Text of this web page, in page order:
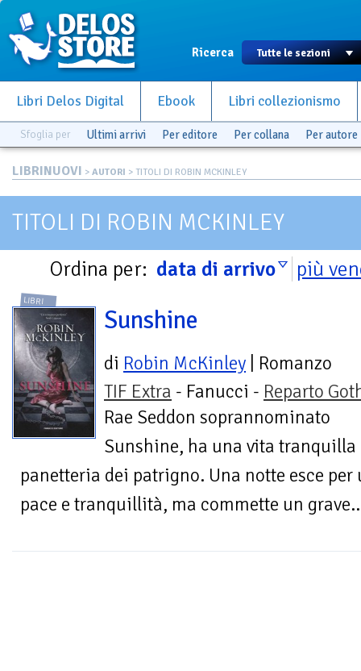
Ricerca
Libri Delos Digital Ebook Libri collezionismo
Sfoglia per Ultimi arrivi Per editore Per collana Per autore
LIBRINUOVI > AUTORI > TITOLI DI ROBIN MCKINLEY
TITOLI DI ROBIN MCKINLEY
Ordina per: data di arrivo più
LIBRI
Sunshine
di Robin McKinley | Romanzo
TIF Extra - Fanucci - Reparto
Rae Seddon soprannominato
Sunshine, ha una vita tranquilla
panetteria dei patrigno. Una notte esce
pace e tranquillità, ma commette un